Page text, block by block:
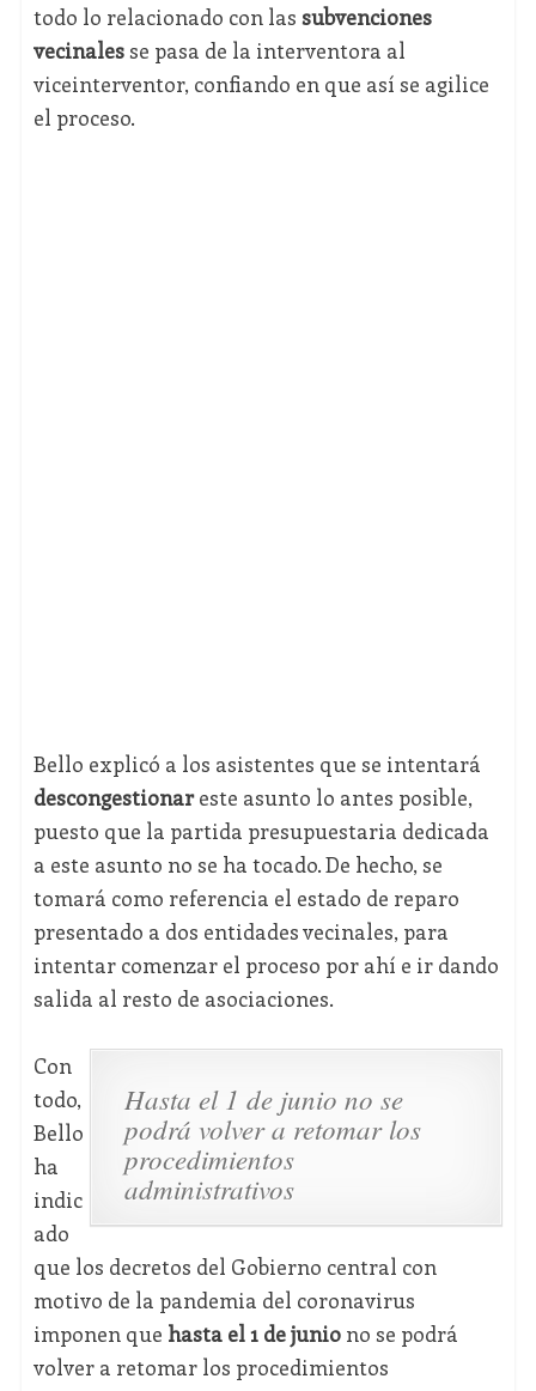
todo lo relacionado con las subvenciones
vecinalesse pasa de la interventora al
viceinterventor, confiando en que así se agilice
el proceso.
Bello explicó a los asistentes que se intentará
descongestionareste asunto lo antes posible,
puesto que la partida presupuestaria dedicada
a este asunto no se ha tocado. De hecho, se
tomará como referencia el estado de reparo
presentado a dos entidades vecinales, para
intentar comenzar el proceso por ahí e ir dando
salida al resto de asociaciones.
Hasta el 1 de junio no se
podrá volver a retomar los
procedimientos
administrativos
Con
todo,
Bello
ha
indic
ado
que los decretos del Gobierno central con
motivo de la pandemia del coronavirus
imponen que hasta el 1 de juniono se podrá
volver a retomar los procedimientos